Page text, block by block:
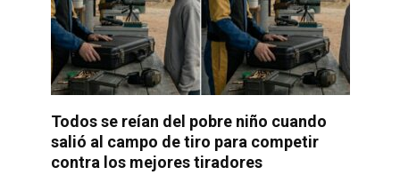
Todos se reían del pobre niño cuando
salió al campo de tiro para competir
contra los mejores tiradores